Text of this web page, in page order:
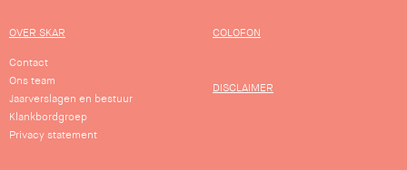
OVER SKAR
Contact
Ons team
Jaarverslagen en bestuur
Klankbordgroep
Privacy statement
COLOFON
DISCLAIMER